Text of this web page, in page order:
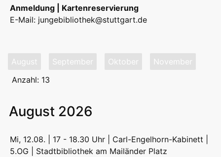
Anmeldung | Kartenreservierung
E-Mail: jungebibliothek@stuttgart.de
August September Oktober
November
Anzahl: 13
August 2026
Mi, 12.08. | 17 - 18.30 Uhr | Carl-Engelhorn-Kabinett |
5.OG | Stadtbibliothek am Mailänder Platz